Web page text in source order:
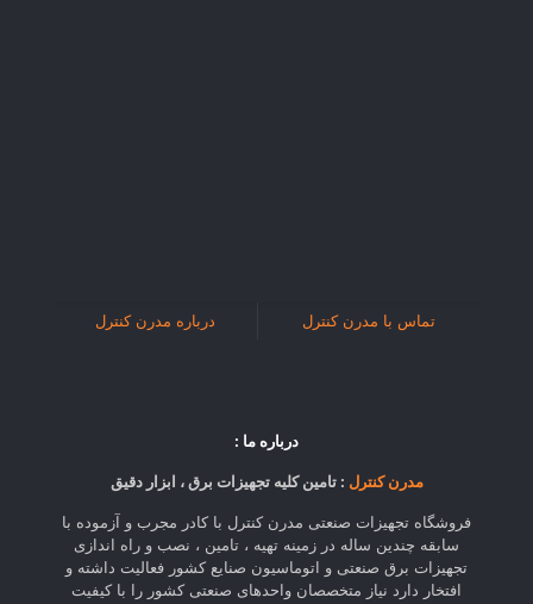
تماس با مدرن کنترل درباره مدرن کنترل
درباره ما :
مدرن کنترل : تامین کلیه تجهیزات برق ، ابزار دقیق
فروشگاه تجهیزات صنعتی مدرن کنترل با کادر مجرب و آزموده با
سابقه چندین ساله در زمینه تهیه ، تامین ، نصب و راه اندازی
تجهیزات برق صنعتی و اتوماسیون صنایع کشور فعالیت داشته و
افتخار دارد نیاز متخصصان واحدهای صنعتی کشور را با کیفیت